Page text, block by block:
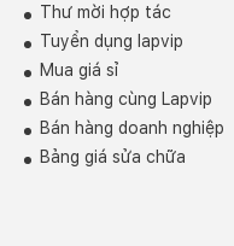
Độ sáng màn hình 250
nhà. Độ bao phủ màu
66% sRGB cùng tần
mới. Nhưng bù lại ,
Thư mời hợp tác
Tuyển dụng lapvip
Mua giá sỉ
Bán hàng cùng Lapvip
Bán hàng doanh nghiệp
Bảng giá sửa chữa